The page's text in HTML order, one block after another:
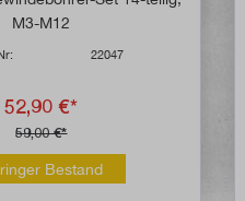
M3-M12
22047
52,90 €*
59,00 €*
Bestand